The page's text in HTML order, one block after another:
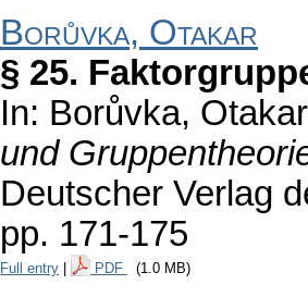
Borůvka, Otakar
§ 25.
In: Borůvka,
und
Deutscher Verlag
pp. 171-175
Full entry PDF (1.0 MB)